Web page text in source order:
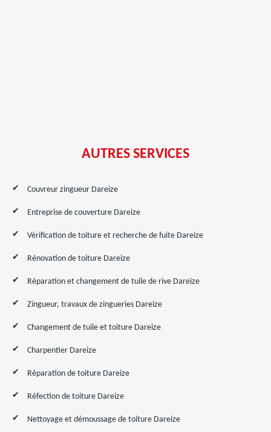
AUTRES SERVICES
Couvreur zingueur Dareize
Entreprise de couverture Dareize
Vérification de toiture et recherche de fuite Dareize
Rénovation de toiture Dareize
Réparation et changement de tuile de rive Dareize
Zingueur, travaux de zingueries Dareize
Changement de tuile et toiture Dareize
Charpentier Dareize
Réparation de toiture Dareize
Réfection de toiture Dareize
Nettoyage et démoussage de toiture Dareize